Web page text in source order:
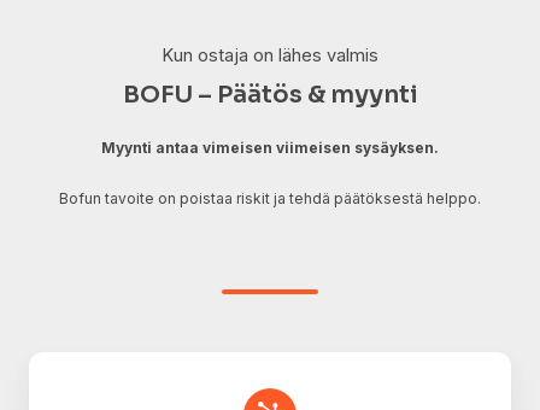
Kun ostaja on lähes valmis
BOFU – Päätös & myynti
Myynti antaa vimeisen viimeisen sysäyksen.
Bofun tavoite on poistaa riskit ja tehdä päätöksestä helppo.